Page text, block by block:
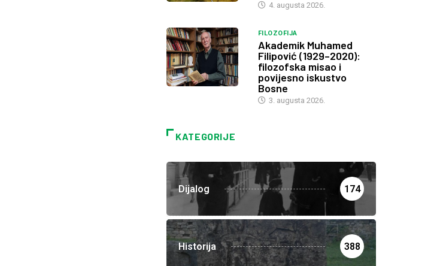
4. augusta 2026.
FILOZOFIJA
Akademik Muhamed
Filipović (1929–2020):
filozofska misao i
povijesno iskustvo
Bosne
3. augusta 2026.
KATEGORIJE
Dijalog 174
Historija 388